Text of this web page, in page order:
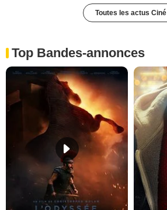
Toutes les actus Ciné
Top Bandes-annonces